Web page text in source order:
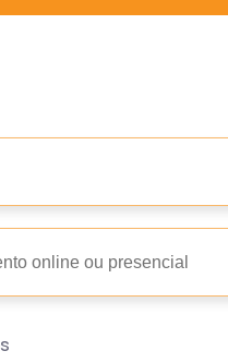
online ou presencial